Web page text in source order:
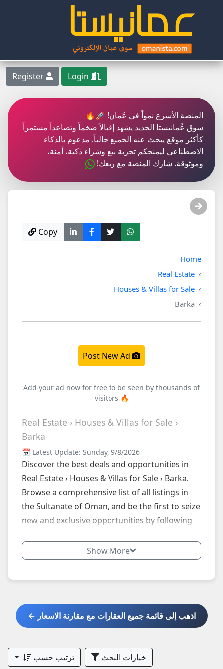
المنصة الأسرع نمواً في عُمان! 🚀🔥
سوق عُمانيستا الجديد يشهد إقبالاً ضخماً وتصاعداً مستمراً
كأكثر موقع يبحث عنه الجميع حالياً. مدعوم بالذكاء
الاصطناعي ليمنحكم تجربة بيع وشراء ذكية، آمنة،
وموثوقة. شارك المنصة مع ربعك!
Copy
Home
Real Estate
Houses & Villas for Sale
Barka
Add your ad now for free to be seen by thousands of
visitors 🔥
Real Estate › Houses & Villas for Sale ›
Barka
📅 Latest Update: Sunday, 9/8/2026
Discover the best deals and opportunities in
Real Estate › Houses & Villas for Sale › Barka.
Browse a comprehensive list of all listings in
the Sultanate of Oman, and be the first to seize
new and exclusive opportunities by following
Show More
اذهب إلى قائمة جميع العقارات مع مقارنة الاسعار ←
خيارات البحث ترتيب حسب